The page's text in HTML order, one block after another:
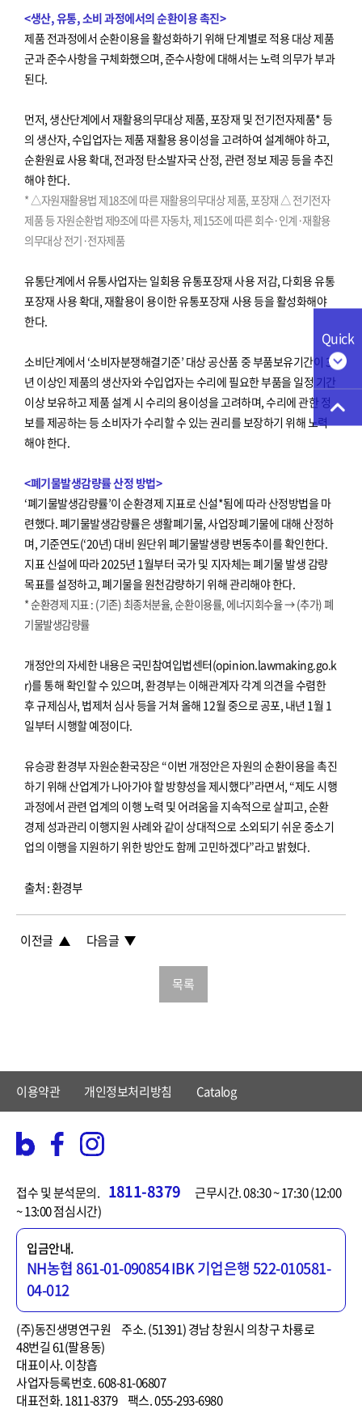
Quick
<생산, 유통, 소비 과정에서의 순환이용 촉진>
제품 전과정에서 순환이용을 활성화하기 위해 단계별로 적용 대상 제품
군과 준수사항을 구체화했으며, 준수사항에 대해서는 노력 의무가 부과
된다.
먼저, 생산단계에서 재활용의무대상 제품, 포장재 및 전기전자제품* 등
의 생산자, 수입업자는 제품 재활용 용이성을 고려하여 설계해야 하고,
순환원료 사용 확대, 전과정 탄소발자국 산정, 관련 정보 제공 등을 추진
해야 한다.
* △자원재활용법 제18조에 따른 재활용의무대상 제품, 포장재 △ 전기전자
제품 등 자원순환법 제9조에 따른 자동차, 제15조에 따른 회수·인계·재활용
의무대상 전기·전자제품
유통단계에서 유통사업자는 일회용 유통포장재 사용 저감, 다회용 유통
포장재 사용 확대, 재활용이 용이한 유통포장재 사용 등을 활성화해야
한다.
소비단계에서 ‘소비자분쟁해결기준’ 대상 공산품 중 부품보유기간이 3
년 이상인 제품의 생산자와 수입업자는 수리에 필요한 부품을 일정 기간
이상 보유하고 제품 설계 시 수리의 용이성을 고려하며, 수리에 관한 정
보를 제공하는 등 소비자가 수리할 수 있는 권리를 보장하기 위해 노력
해야 한다.
<폐기물발생감량률 산정 방법>
‘폐기물발생감량률’이 순환경제 지표로 신설*됨에 따라 산정방법을 마
련했다. 폐기물발생감량률은 생활폐기물, 사업장폐기물에 대해 산정하
며, 기준연도(‘20년) 대비 원단위 폐기물발생량 변동추이를 확인한다.
지표 신설에 따라 2025년 1월부터 국가 및 지자체는 폐기물 발생 감량
목표를 설정하고, 폐기물을 원천감량하기 위해 관리해야 한다.
* 순환경제 지표 : (기존) 최종처분율, 순환이용률, 에너지회수율 → (추가) 폐
기물발생감량률
개정안의 자세한 내용은 국민참여입법센터(opinion.lawmaking.go.k
r)를 통해 확인할 수 있으며, 환경부는 이해관계자 각계 의견을 수렴한
후 규제심사, 법제처 심사 등을 거쳐 올해 12월 중으로 공포, 내년 1월 1
일부터 시행할 예정이다.
유승광 환경부 자원순환국장은 “이번 개정안은 자원의 순환이용을 촉진
하기 위해 산업계가 나아가야 할 방향성을 제시했다”라면서, “제도 시행
과정에서 관련 업계의 이행 노력 및 어려움을 지속적으로 살피고, 순환
경제 성과관리 이행지원 사례와 같이 상대적으로 소외되기 쉬운 중소기
업의 이행을 지원하기 위한 방안도 함께 고민하겠다”라고 밝혔다.
출처 : 환경부
이전글 다음글
목록
이용약관 개인정보처리방침 Catalog
접수 및 분석문의. 1811-8379
근무시간. 08:30 ~ 17:30 (12:00
~ 13:00 점심시간)
입금안내.
NH농협 861-01-090854IBK 기업은행 522-010581-
04-012
(주)동진생명연구원
주소. (51391) 경남 창원시 의창구 차룡로
48번길 61(팔용동)
대표이사. 이창흡
사업자등록번호. 608-81-06807
대표전화. 1811-8379 팩스. 055-293-6980